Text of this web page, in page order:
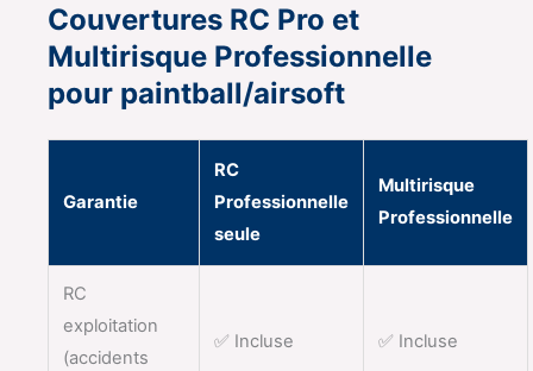
Couvertures RC Pro et
Multirisque Professionnelle
pour paintball/airsoft
Garantie
RC
Professionnelle
seule
Multirisque
Professionnelle
RC
exploitation
(accidents
✅ Incluse ✅ Incluse